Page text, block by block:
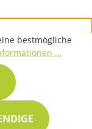
bestmögliche
...